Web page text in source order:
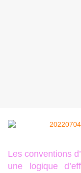
Les conventions
une logique